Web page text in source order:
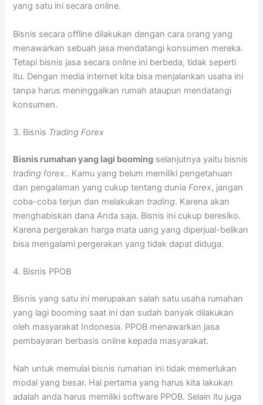
yang satu ini secara online.
Bisnis secara offline dilakukan dengan cara orang yang
menawarkan sebuah jasa mendatangi konsumen mereka.
Tetapi bisnis jasa secara online ini berbeda, tidak seperti
itu. Dengan media internet kita bisa menjalankan usaha ini
tanpa harus meninggalkan rumah ataupun mendatangi
konsumen.
3. Bisnis Trading Forex
Bisnis rumahan yang lagi booming selanjutnya yaitu bisnis
trading forex.. Kamu yang belum memiliki pengetahuan
dan pengalaman yang cukup tentang duniaForex, jangan
coba-coba terjun dan melakukan trading. Karena akan
menghabiskan dana Anda saja. Bisnis ini cukup beresiko.
Karena pergerakan harga mata uang yang diperjual-belikan
bisa mengalami pergerakan yang tidak dapat diduga.
4. Bisnis PPOB
Bisnis yang satu ini merupakan salah satu usaha rumahan
yang lagi booming saat ini dan sudah banyak dilakukan
oleh masyarakat Indonesia. PPOB menawarkan jasa
pembayaran berbasis online kepada masyarakat.
Nah untuk memulai bisnis rumahan ini tidak memerlukan
modal yang besar. Hal pertama yang harus kita lakukan
adalah anda harus memiliki software PPOB. Selain itu juga